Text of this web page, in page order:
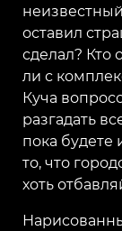
оставил
сделал? Кто
ли с
Куча
разгадать
пока будете
то, что
хоть